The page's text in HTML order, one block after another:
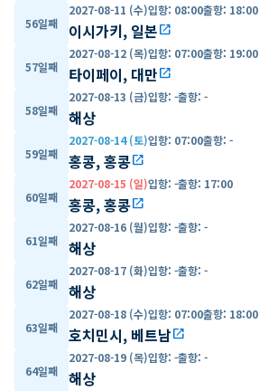
56일째
2027-08-11 (수)입항: 08:00출항: 18:00
이시가키, 일본open_in_new
57일째
2027-08-12 (목)입항: 07:00출항: 19:00
타이페이, 대만open_in_new
58일째
2027-08-13 (금)입항: -출항: -
해상
59일째
2027-08-14 (토)입항: 07:00출항: -
홍콩, 홍콩open_in_new
60일째
2027-08-15 (일)입항: -출항: 17:00
홍콩, 홍콩open_in_new
61일째
2027-08-16 (월)입항: -출항: -
해상
62일째
2027-08-17 (화)입항: -출항: -
해상
63일째
2027-08-18 (수)입항: 07:00출항: 18:00
호치민시, 베트남open_in_new
64일째
2027-08-19 (목)입항: -출항: -
해상